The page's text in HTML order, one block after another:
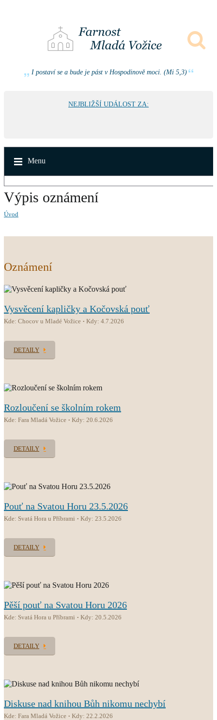
I postaví se a bude je pást v Hospodinově moci. (Mi 5,3)
NEJBLIŽŠÍ UDÁLOST ZA:
Menu
Výpis oznámení
Úvod
Oznámení
Vysvěcení kapličky a Kočovská pouť
Kde: Chocov u Mladé Vožice Kdy: 4.7.2026
DETAILY
Rozloučení se školním rokem
Kde: Fara Mladá Vožice Kdy: 20.6.2026
DETAILY
Pouť na Svatou Horu 23.5.2026
Kde: Svatá Hora u Příbrami Kdy: 23.5.2026
DETAILY
Pěší pouť na Svatou Horu 2026
Kde: Svatá Hora u Příbrami Kdy: 20.5.2026
DETAILY
Diskuse nad knihou Bůh nikomu nechybí
Kde: Fara Mladá Vožice Kdy: 22.2.2026